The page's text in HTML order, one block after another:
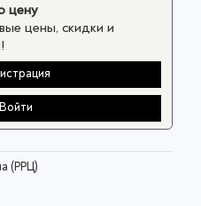
цену
цены, скидки и
Войти
(РРЦ)